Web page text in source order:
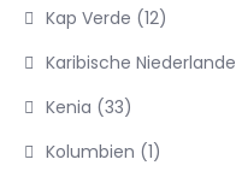
Kap Verde (12)
Karibische Niederlande
Kenia (33)
Kolumbien (1)